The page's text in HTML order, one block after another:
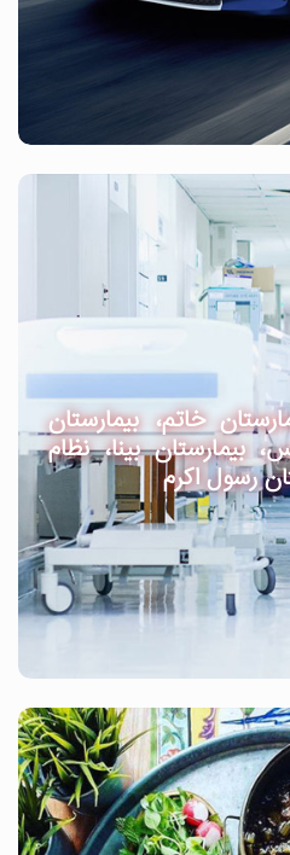
خاتم، بیمارستان
بیمارستان بینا، نظام
رسول اکرم